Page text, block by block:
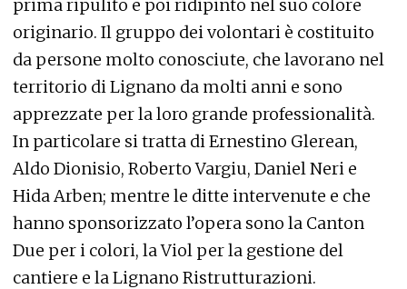
prima ripulito e poi ridipinto nel suo colore
originario. Il gruppo dei volontari è costituito
da persone molto conosciute, che lavorano nel
territorio di Lignano da molti anni e sono
apprezzate per la loro grande professionalità.
In particolare si tratta di Ernestino Glerean,
Aldo Dionisio, Roberto Vargiu, Daniel Neri e
Hida Arben; mentre le ditte intervenute e che
hanno sponsorizzato l’opera sono la Canton
Due per i colori, la Viol per la gestione del
cantiere e la Lignano Ristrutturazioni.